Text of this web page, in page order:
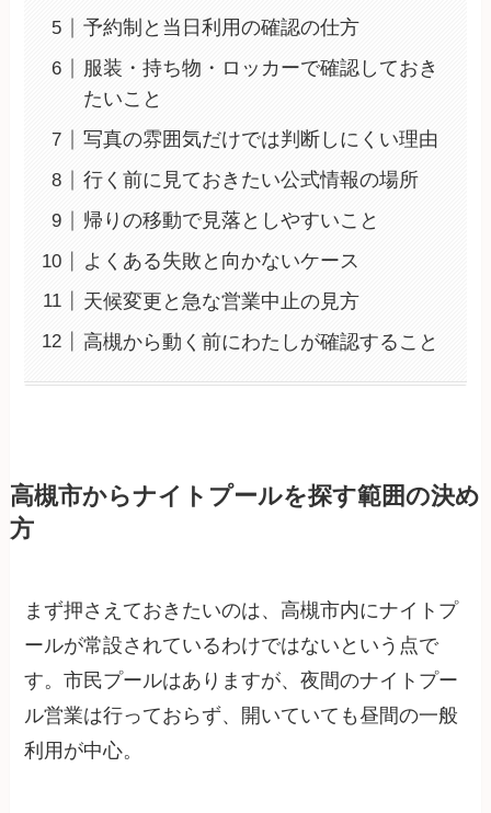
予約制と当日利用の確認の仕方
服装・持ち物・ロッカーで確認しておき
たいこと
写真の雰囲気だけでは判断しにくい理由
行く前に見ておきたい公式情報の場所
帰りの移動で見落としやすいこと
よくある失敗と向かないケース
天候変更と急な営業中止の見方
高槻から動く前にわたしが確認すること
高槻市からナイトプールを探す範囲の決め
方
まず押さえておきたいのは、高槻市内にナイトプ
ールが常設されているわけではないという点で
す。市民プールはありますが、夜間のナイトプー
ル営業は行っておらず、開いていても昼間の一般
利用が中心。